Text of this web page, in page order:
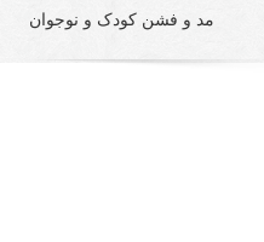
مد و فشن کودک و نوجوان